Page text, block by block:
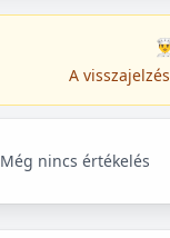
A
Még nincs értékelés